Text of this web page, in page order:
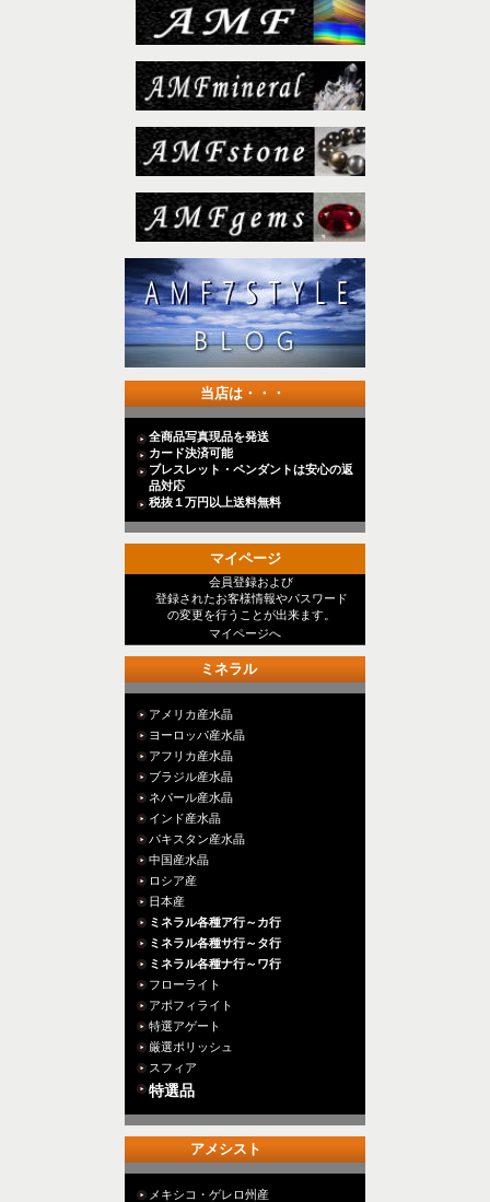
当店は・・・
全商品写真現品を発送
カード決済可能
ブレスレット・ペンダントは安心の返
品対応
税抜１万円以上送料無料
マイページ
会員登録および
登録されたお客様情報やパスワード
の変更を行うことが出来ます。
マイページへ
ミネラル
アメリカ産水晶
ヨーロッパ産水晶
アフリカ産水晶
ブラジル産水晶
ネパール産水晶
インド産水晶
パキスタン産水晶
中国産水晶
ロシア産
日本産
ミネラル各種ア行～カ行
ミネラル各種サ行～タ行
ミネラル各種ナ行～ワ行
フローライト
アポフィライト
特選アゲート
厳選ポリッシュ
スフィア
特選品
アメシスト
メキシコ・ゲレロ州産